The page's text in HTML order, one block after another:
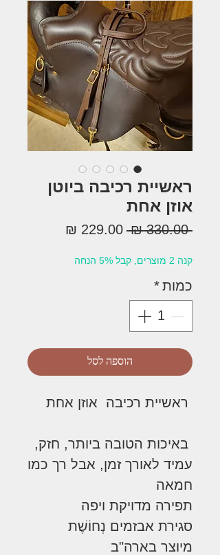
ראשיית רכיבה ביוטן
אוזן אחת
‏330.00 ‏₪
מחיר
קנה 2 מוצרים, קבל 5% הנחה
כמות*
הוספה לסל
ראשיית רכיבה אוזן אחת
באיכות הטובה ביותר, חזק,
עמיד לאורך זמן, אבל רך כמו
חמאה
תפירה מדויקת ויפה
סגירת אבזמים נְחוֹשֶׁת
מיוצר בארה"ב